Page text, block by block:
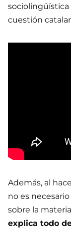
sociolingüística
cuestión
Además, al
no es
sobre la
explica todo